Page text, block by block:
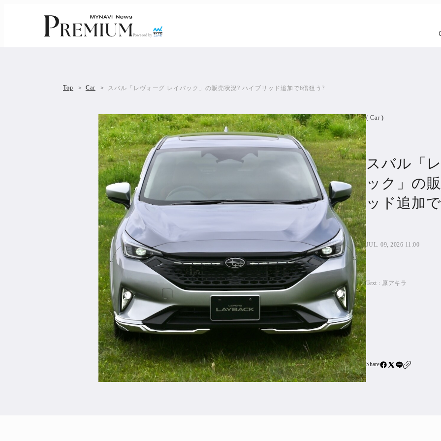
Powered by
Car1301
PR
SBIネオ
All Articles
Top Car スバル「レヴォーグ レイバック」の販売状況? ハイブリッド追加で6倍狙う?
( Car )
スバル「
ック」の
ッド追加
JUL. 09, 2026 11:00
Text : 原アキラ
Share